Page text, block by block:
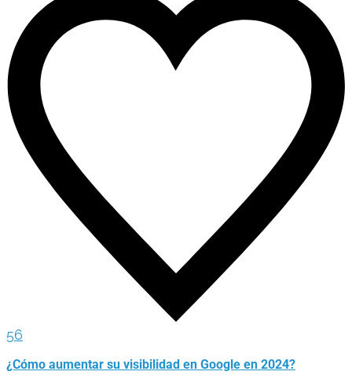
56
¿Cómo aumentar su visibilidad en Google en 2024?